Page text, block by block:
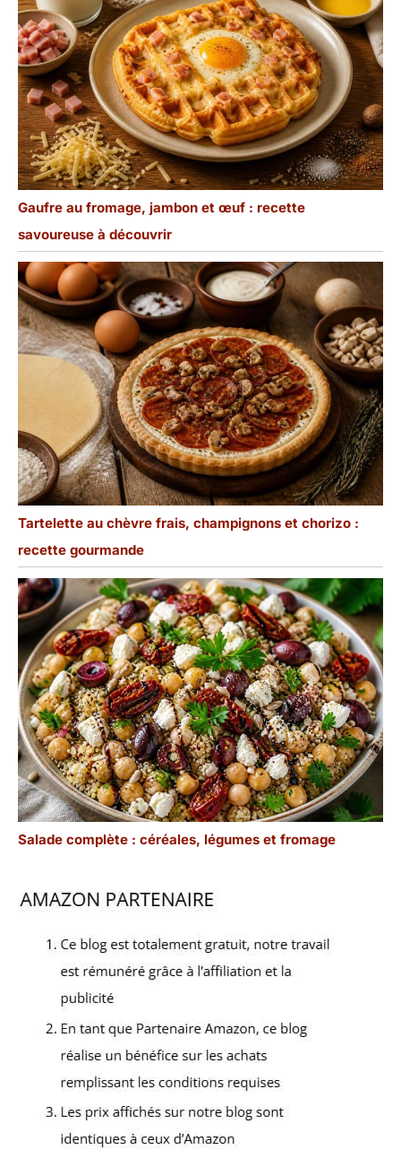
Gaufre au fromage, jambon et œuf : recette
savoureuse à découvrir
Tartelette au chèvre frais, champignons et chorizo :
recette gourmande
Salade complète : céréales, légumes et fromage